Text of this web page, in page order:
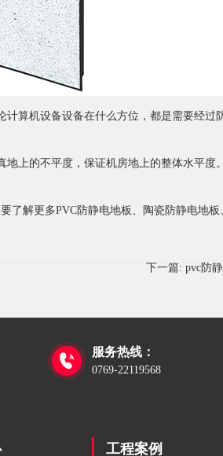
机设备设备在什么方位，都是需要经过
的不平度，保证机房地上的整体水平度
解更多PVC防静电地板、陶瓷防静电地板
下一篇: pvc防

服务热线：
0769-22119568
工程案例